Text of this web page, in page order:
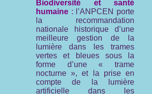
Biodiversité et santé
humaine : l’ANPCEN porte
la recommandation
nationale historique d’une
meilleure gestion de la
lumière dans les trames
vertes et bleues sous la
forme d’une « trame
nocturne », et la prise en
compte de la lumière
artificielle dans les